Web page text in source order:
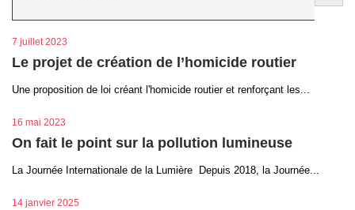
7 juillet 2023
Le projet de création de l’homicide routier
Une proposition de loi créant l'homicide routier et renforçant les...
16 mai 2023
On fait le point sur la pollution lumineuse
La Journée Internationale de la Lumière Depuis 2018, la Journée...
14 janvier 2025